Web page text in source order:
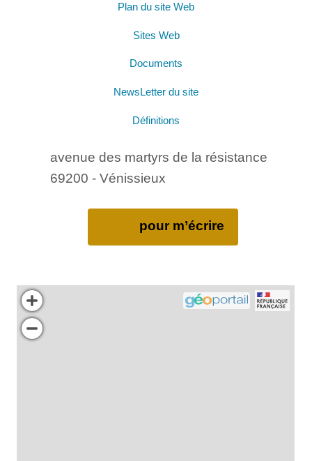
Plan du site Web
Sites Web
Documents
NewsLetter du site
Définitions
avenue des martyrs de la résistance
69200 - Vénissieux
pour m’écrire